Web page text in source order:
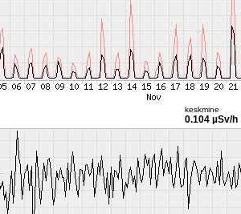
keskmine
0.104 µSv/h